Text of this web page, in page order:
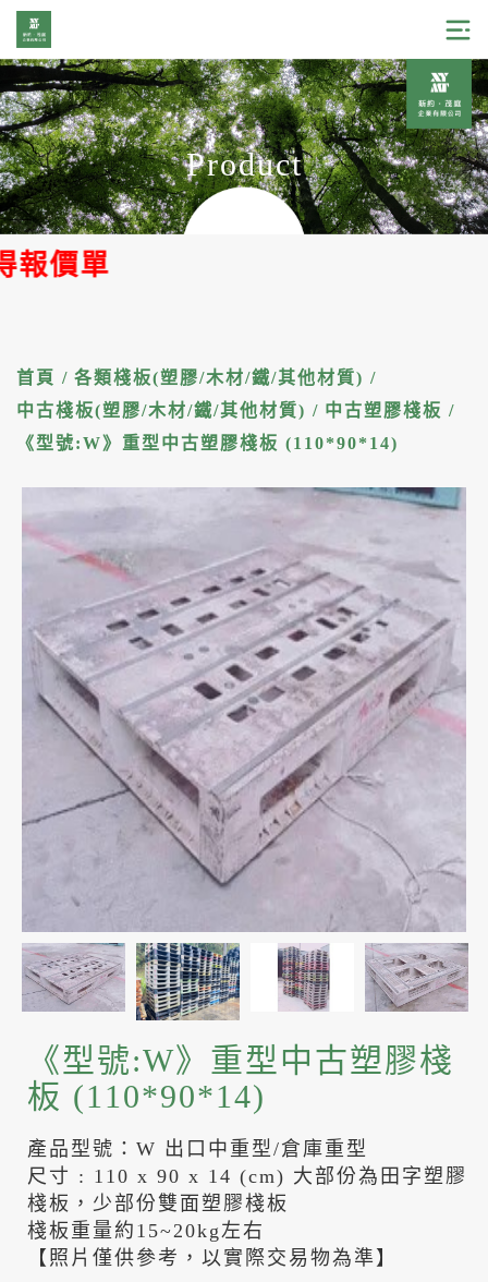
Product
首頁 / 各類棧板(塑膠/木材/鐵/其他材質) /
中古棧板(塑膠/木材/鐵/其他材質) / 中古塑膠棧板 /
《型號:W》重型中古塑膠棧板 (110*90*14)
《型號:W》重型中古塑膠棧
板 (110*90*14)
產品型號：W 出口中重型/倉庫重型
尺寸 : 110 x 90 x 14 (cm) 大部份為田字塑膠
棧板，少部份雙面塑膠棧板
棧板重量約15~20kg左右
【照片僅供參考，以實際交易物為準】